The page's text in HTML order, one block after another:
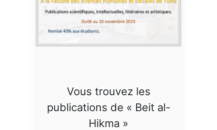
Vous trouvez les
publications de « Beit al-
Hikma »